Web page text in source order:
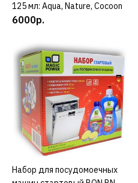
125 мл: Aqua, Nature, Cocoon
6000р.
КУПИТЬ
Набор для посудомоечных